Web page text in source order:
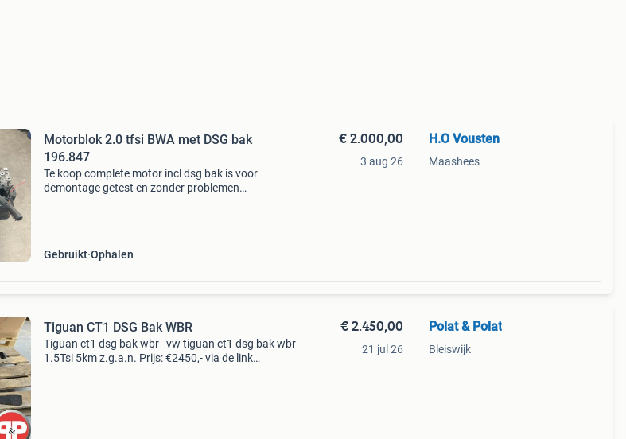
Motorblok 2.0 tfsi BWA met DSG bak
196.847
Te koop complete motor incl dsg bak is voor
demontage getest en zonder problemen
Gebruikt Ophalen
€ 2.000,00
3 aug 26
H.O Vousten
Maashees
Tiguan CT1 DSG Bak WBR
Tiguan ct1 dsg bak wbr vw tiguan ct1 dsg bak wbr
1.5Tsi 5km z.g.a.n. Prijs: €2450,- via de link
€ 2.450,00
21 jul 26
Polat & Polat
Bleiswijk